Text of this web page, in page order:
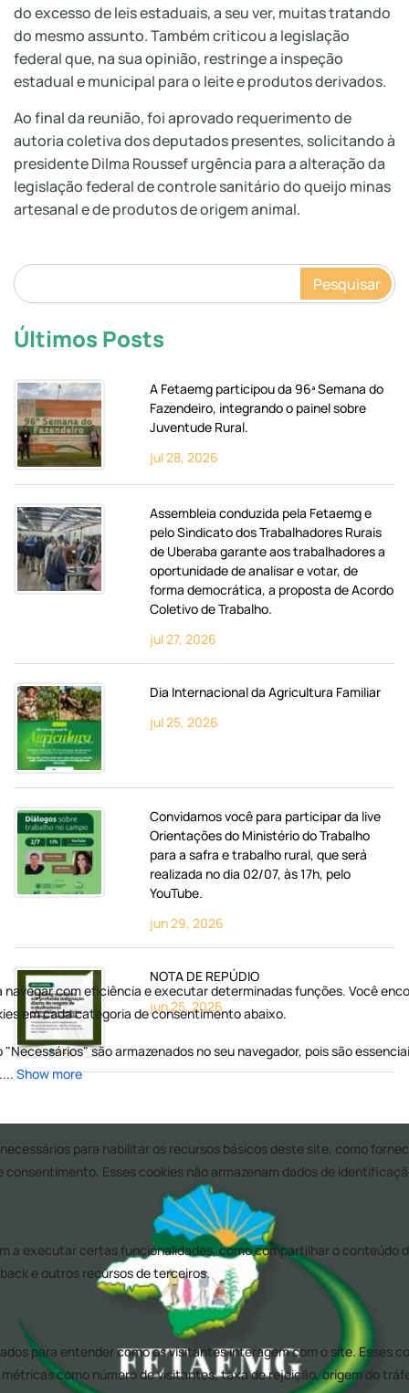
do excesso de leis estaduais, a seu ver, muitas tratando
do mesmo assunto. Também criticou a legislação
federal que, na sua opinião, restringe a inspeção
estadual e municipal para o leite e produtos derivados.
Ao final da reunião, foi aprovado requerimento de
autoria coletiva dos deputados presentes, solicitando à
presidente Dilma Roussef urgência para a alteração da
legislação federal de controle sanitário do queijo minas
artesanal e de produtos de origem animal.
Pesquisar
Últimos Posts
A Fetaemg participou da 96ª Semana do
Fazendeiro, integrando o painel sobre
Juventude Rural.
jul 28, 2026
Assembleia conduzida pela Fetaemg e
pelo Sindicato dos Trabalhadores Rurais
de Uberaba garante aos trabalhadores a
oportunidade de analisar e votar, de
forma democrática, a proposta de Acordo
Coletivo de Trabalho.
jul 27, 2026
Dia Internacional da Agricultura Familiar
jul 25, 2026
Convidamos você para participar da live
Orientações do Ministério do Trabalho
para a safra e trabalho rural, que será
realizada no dia 02/07, às 17h, pelo
YouTube.
jun 29, 2026
NOTA DE REPÚDIO
jun 25, 2026